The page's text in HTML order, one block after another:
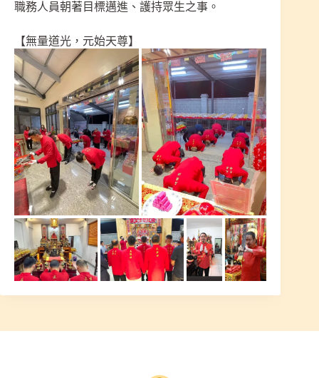
職務人員朝著目標邁進、護持眾生之事。
【無量道光，元始天尊】